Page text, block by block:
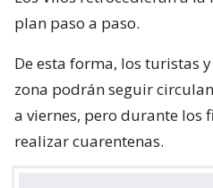
plan paso a paso.
De esta forma, los turistas
zona podrán seguir
a viernes, pero durante los
realizar cuarentenas.